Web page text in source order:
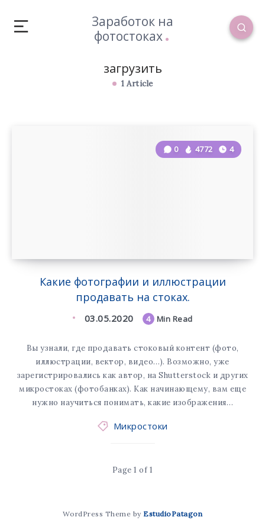
Заработок на
фотостоках
загрузить
1 Article
Какие фотографии и иллюстрации
продавать на стоках.
0 4772 4
03.05.2020 4 Min Read
Вы узнали, где продавать стоковый контент (фото,
иллюстрации, вектор, видео…). Возможно, уже
зарегистрировались как автор, на Shutterstock и других
микростоках (фотобанках). Как начинающему, вам еще
нужно научиться понимать, какие изображения…
Микростоки
Page 1 of 1
WordPress Theme by EstudioPatagon